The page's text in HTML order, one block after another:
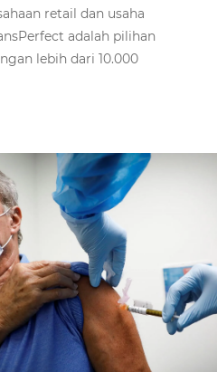
retail dan usaha
adalah pilihan
lebih dari 10.000